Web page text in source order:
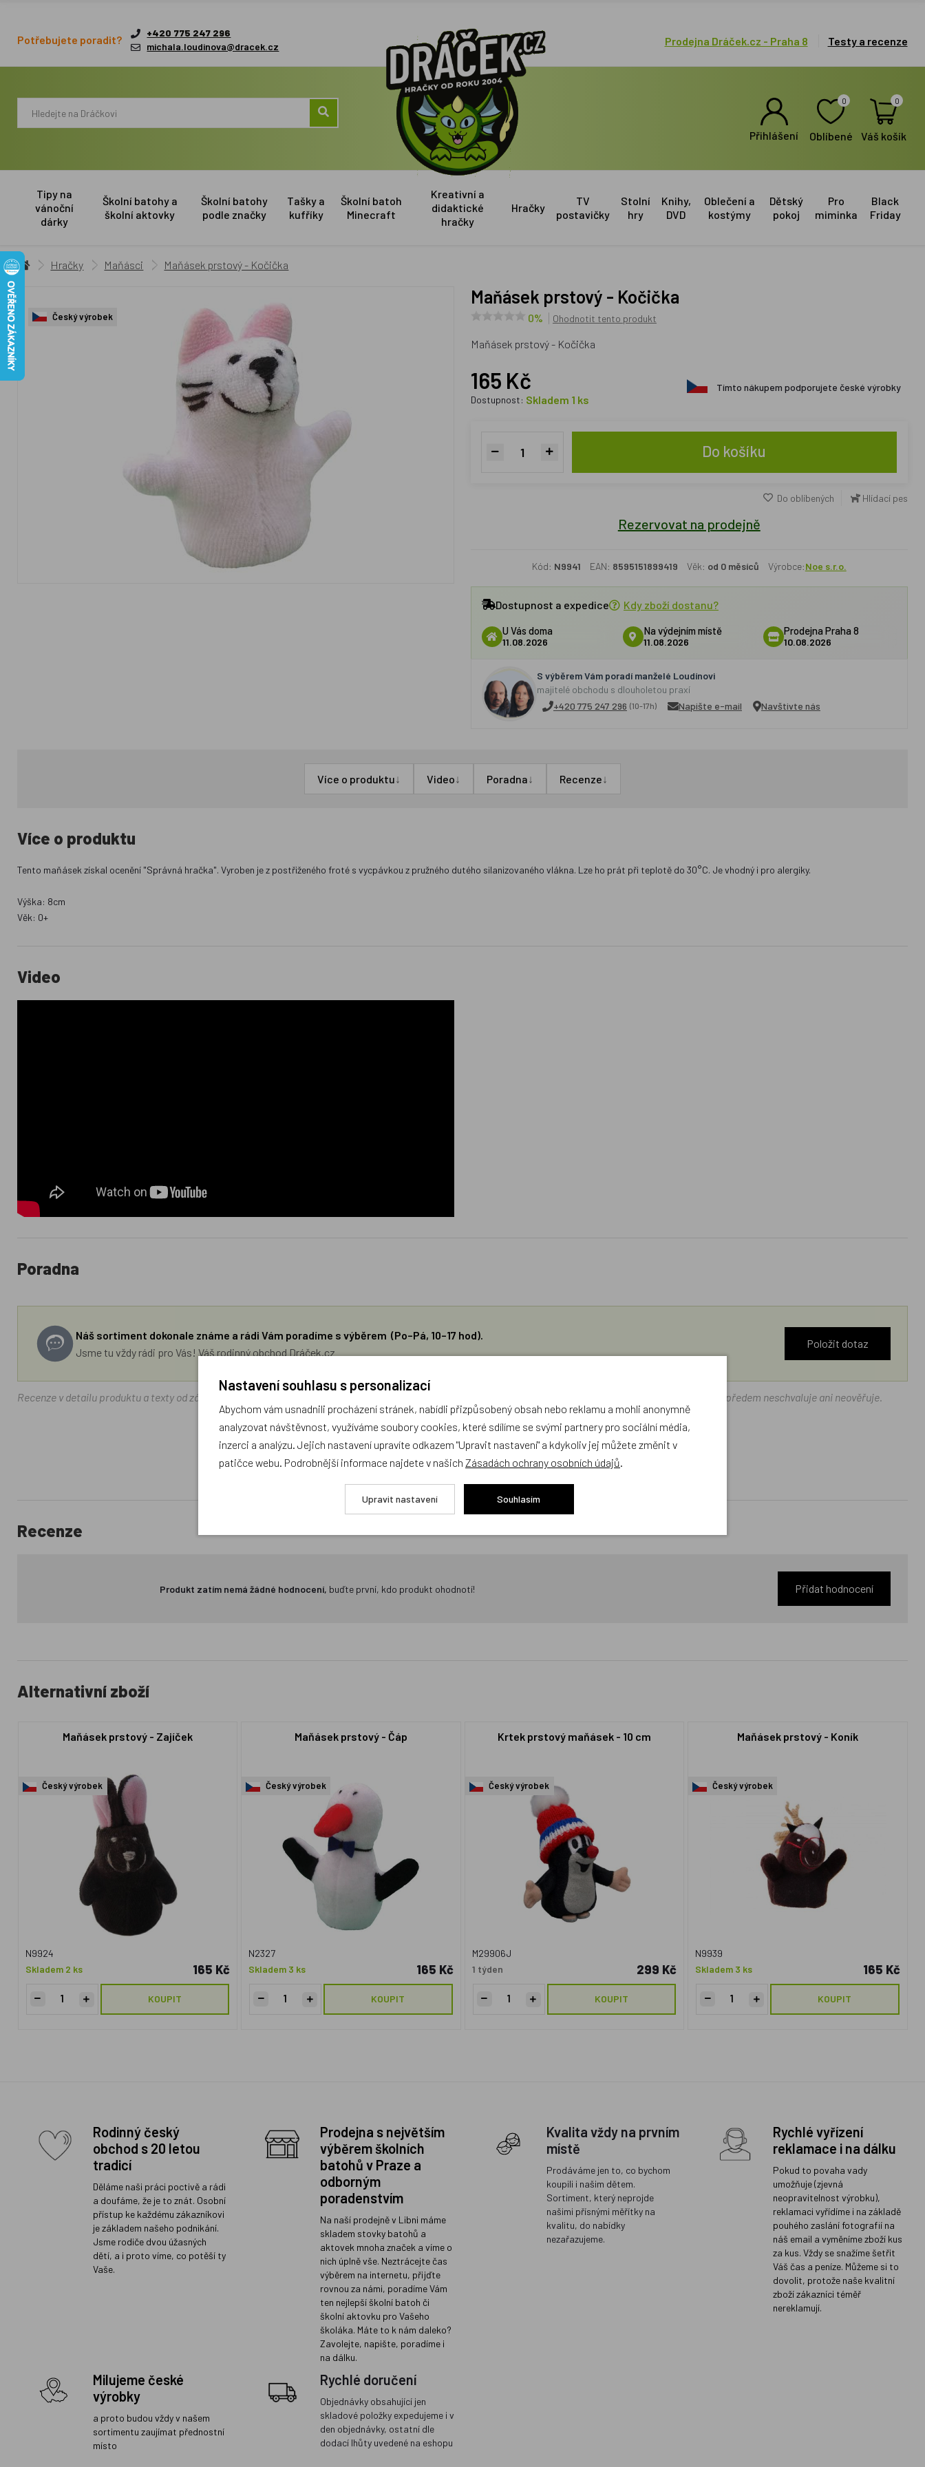
Potřebujete poradit?
+420 775 247 296
michala.loudinova@dracek.cz
Prodejna Dráček.cz - Praha 8 Testy a recenze
Přihlášení
0
Oblíbené
0
Váš košík
Tipy na
vánoční
dárky
Školní batohy a
školní aktovky
Školní batohy
podle značky
Tašky a
kufříky
Školní batoh
Minecraft
Kreativní a
didaktické
hračky
Hračky
TV
postavičky
Stolní
hry
Knihy,
DVD
Oblečení a
kostýmy
Dětský
pokoj
Pro
miminka
Black
Friday
Hračky Maňásci Maňásek prstový - Kočička
Český výrobek
Maňásek prstový - Kočička
0% Ohodnotit tento produkt
Maňásek prstový - Kočička
165 Kč
Dostupnost: Skladem 1 ks
Tímto nákupem podporujete české výrobky
Do košíku
Do oblíbených Hlídací pes
Rezervovat na prodejně
Kód: N9941 EAN: 8595151899419 Věk: od 0 měsíců Výrobce:Noe s.r.o.
Dostupnost a expedice Kdy zboží dostanu?
U Vás doma
11.08.2026
Na výdejním místě
11.08.2026
Prodejna Praha 8
10.08.2026
S výběrem Vám poradí manželé Loudínovi
majitelé obchodu s dlouholetou praxí
+420 775 247 296 (10-17h) Napište e-mail Navštivte nás
Více o produktu↓ Video↓ Poradna↓ Recenze↓
Více o produktu
Tento maňásek získal ocenění "Správná hračka". Vyroben je z postřiženého froté s vycpávkou z pružného dutého silanizovaného vlákna. Lze ho prát při teplotě do 30°C. Je vhodný i pro alergiky.
Výška: 8cm
Věk: 0+
Video
Poradna
Náš sortiment dokonale známe a rádi Vám poradíme s výběrem (Po–Pá, 10–17 hod).
Jsme tu vždy rádi pro Vás! Váš rodinný obchod Dráček.cz
Položit dotaz
Recenze v detailu produktu a texty od zákazníků v poradně odrážejí výhradně názory a stanoviska zákazníků. Provozovatel e-shopu Dráček.cz texty zákazníků předem neschvaluje ani neověřuje.
Zatím zde nejsou žádné dotazy. Buďte první, kdo se zeptá!
Recenze
Produkt zatím nemá žádné hodnocení, buďte první, kdo produkt ohodnotí! Přidat hodnocení
Alternativní zboží
Maňásek prstový - Zajíček
Český výrobek
N9924
Skladem 2 ks
165 Kč
KOUPIT
Maňásek prstový - Čáp
Český výrobek
N2327
Skladem 3 ks
165 Kč
KOUPIT
Krtek prstový maňásek - 10 cm
Český výrobek
M29906J
1 týden
299 Kč
KOUPIT
Maňásek prstový - Koník
Český výrobek
N9939
Skladem 3 ks
165 Kč
KOUPIT
Rodinný český
obchod s 20 letou
tradicí
Děláme naši práci poctivě a rádi
a doufáme, že je to znát. Osobní
přístup ke každému zákazníkovi
je základem našeho podnikání.
Jsme rodiče dvou úžasných
dětí, a i proto víme, co potěší ty
Vaše.
Prodejna s největším
výběrem školních
batohů v Praze a
odborným
poradenstvím
Na naší prodejně v Libni máme
skladem stovky batohů a
aktovek mnoha značek a víme o
nich úplně vše. Neztrácejte čas
výběrem na internetu, přijďte
rovnou za námi, poradíme Vám
ten nejlepší školní batoh či
školní aktovku pro Vašeho
školáka. Máte to k nám daleko?
Zavolejte, napište, poradíme i
na dálku.
Kvalita vždy na prvním
místě
Prodáváme jen to, co bychom
koupili i našim dětem.
Sortiment, který neprojde
našimi přísnými měřítky na
kvalitu, do nabídky
nezařazujeme.
Rychlé vyřízení
reklamace i na dálku
Pokud to povaha vady
umožňuje (zjevná
neopravitelnost výrobku),
reklamaci vyřídíme i na základě
pouhého zaslání fotografií na
náš email a vyměníme zboží kus
za kus. Vždy se snažíme šetřit
Váš čas a peníze. Můžeme si to
dovolit, protože naše kvalitní
zboží zákazníci téměř
nereklamují.
Milujeme české
výrobky
a proto budou vždy v našem
sortimentu zaujímat přednostní
místo
Rychlé doručení
Objednávky obsahující jen
skladové položky expedujeme i v
den objednávky, ostatní dle
dodací lhůty uvedené na eshopu
Nastavení souhlasu s personalizací
Abychom vám usnadnili procházení stránek, nabídli přizpůsobený obsah nebo reklamu a mohli anonymně
analyzovat návštěvnost, využíváme soubory cookies, které sdílíme se svými partnery pro sociální média,
inzerci a analýzu. Jejich nastavení upravíte odkazem "Upravit nastavení" a kdykoliv jej můžete změnit v
patičce webu. Podrobnější informace najdete v našich Zásadách ochrany osobních údajů
Upravit nastavení Souhlasím